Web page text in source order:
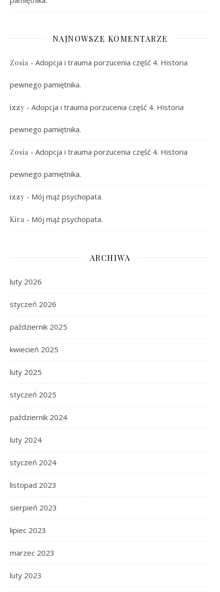
NAJNOWSZE KOMENTARZE
Zosia - Adopcja i trauma porzucenia część 4. Historia
pewnego pamiętnika.
izzy - Adopcja i trauma porzucenia część 4. Historia
pewnego pamiętnika.
Zosia - Adopcja i trauma porzucenia część 4. Historia
pewnego pamiętnika.
izzy - Mój mąż psychopata.
Kira - Mój mąż psychopata.
ARCHIWA
luty 2026
styczeń 2026
październik 2025
kwiecień 2025
luty 2025
styczeń 2025
październik 2024
luty 2024
styczeń 2024
listopad 2023
sierpień 2023
lipiec 2023
marzec 2023
luty 2023